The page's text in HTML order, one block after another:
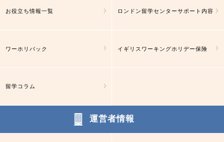
お役立ち情報一覧 ロンドン留学センターサポート内容
ワーホリパック イギリスワーキングホリデー保険
留学コラム
運営者情報